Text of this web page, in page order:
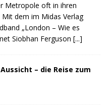
Metropole oft in ihren
Mit dem im Midas Verlag
„London – Wie es
Siobhan Ferguson [...]
– die Reise zum